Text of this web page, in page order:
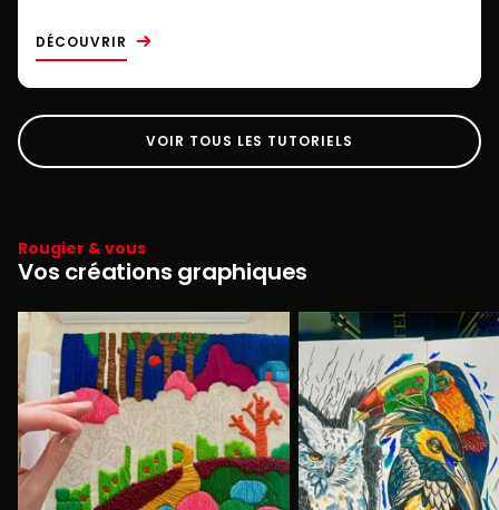
DÉCOUVRIR
VOIR TOUS LES TUTORIELS
Rougier & vous
Vos créations graphiques